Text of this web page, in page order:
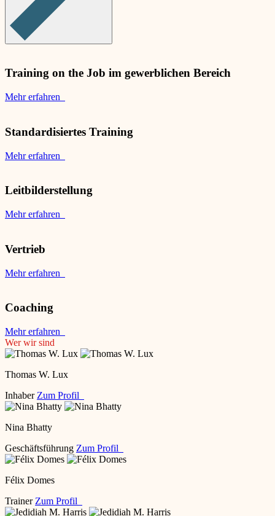
Training on the Job im gewerblichen Bereich
Mehr erfahren
Standardisiertes Training
Mehr erfahren
Leitbilderstellung
Mehr erfahren
Vertrieb
Mehr erfahren
Coaching
Mehr erfahren
Wer wir sind
Thomas W. Lux
Inhaber Zum Profil
Nina Bhatty
Geschäftsführung Zum Profil
Félix Domes
Trainer Zum Profil